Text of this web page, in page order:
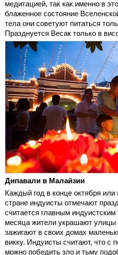
медитацией, так как именно в
блаженное состояние
тела они советуют питаться
Празднуется Весак только в
Дипавали в Малайзии
Каждый год в конце октября или
стране индуисты отмечают
считается главным
месяца жители украшают
зажигают в своих домах
викку. Индуисты считают, что с
можно победить зло и тьму